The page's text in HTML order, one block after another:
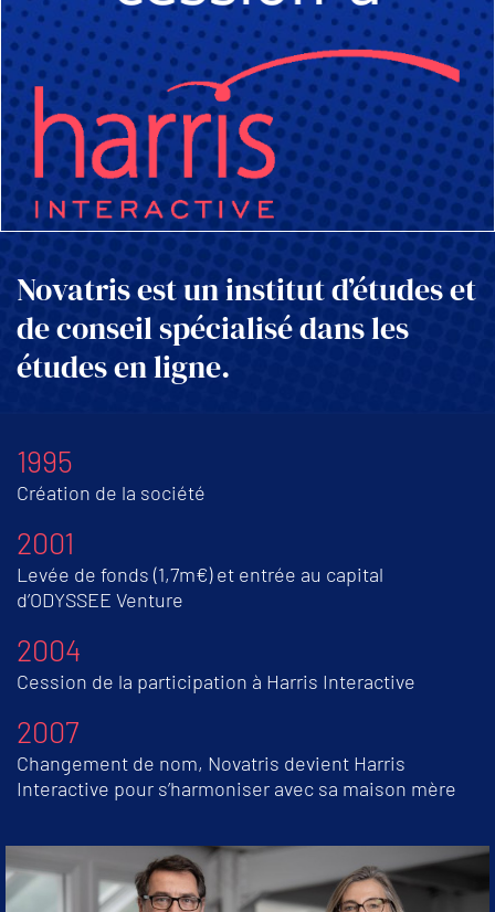
Novatris est un institut d’études et
de conseil spécialisé dans les
études en ligne.
1995
Création de la société
2001
Levée de fonds (1,7m€) et entrée au capital
d’ODYSSEE Venture
2004
Cession de la participation à Harris Interactive
2007
Changement de nom, Novatris devient Harris
Interactive pour s’harmoniser avec sa maison mère